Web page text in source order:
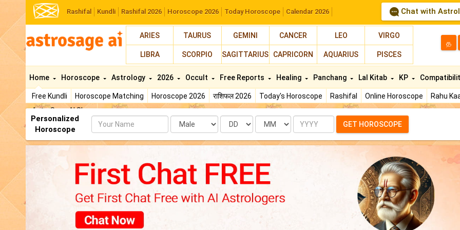
Rashifal Kundli Rashifal 2026 Horoscope 2026 Today Horoscope Calendar 2026 Chat with
ARIES TAURUS GEMINI CANCER LEO VIRGO
LIBRA SCORPIO SAGITTARIUS CAPRICORN AQUARIUS PISCES
த
Home
Free Kundli Horoscope Matching Horoscope 2026 राशिफल 2026 Today's Horoscope Rashifal Online Horoscope Rahu
AstroSage AI Shop
Horoscope Astrology 2026 Occult Free Reports Healing Panchang Lal Kitab KP
Personalized
Horoscope
Name Date Month Year GET HOROSCOPE